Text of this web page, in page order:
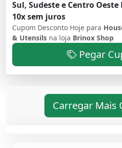
Sul, Sudeste e Centro
10x sem juros
Cupom Desconto Hoje para
& Utensils na loja Brinox Shop
Pegar
Carregar Mais